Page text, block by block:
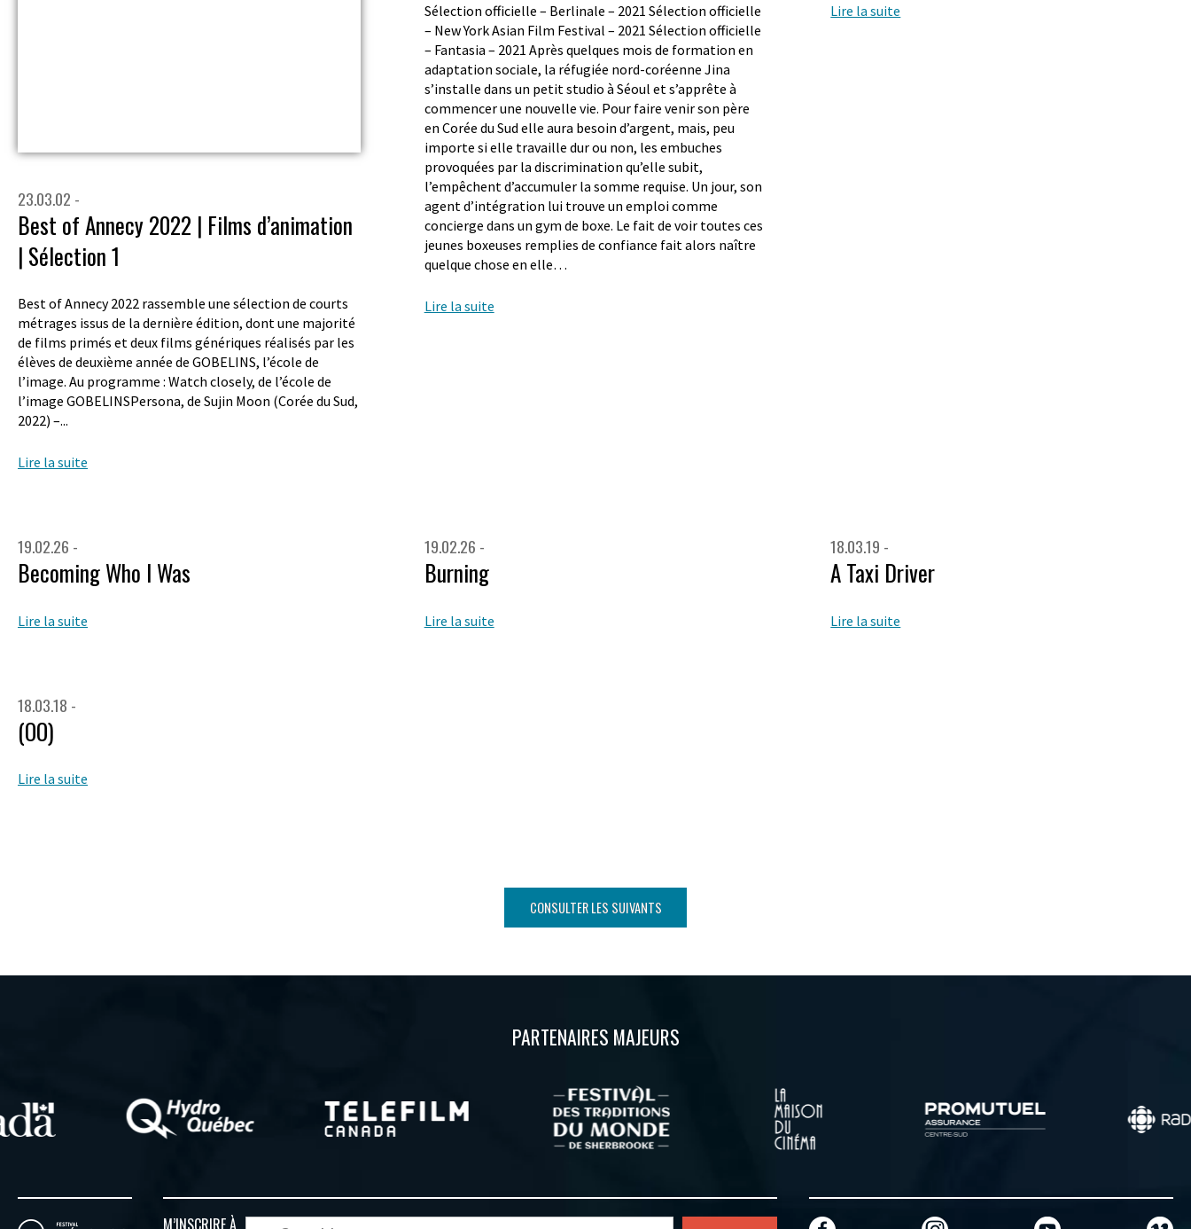
23.03.02 -
Best of Annecy 2022 | Films d’animation
| Sélection 1
Best of Annecy 2022 rassemble une sélection de courts
métrages issus de la dernière édition, dont une majorité
de films primés et deux films génériques réalisés par les
élèves de deuxième année de GOBELINS, l’école de
l’image. Au programme : Watch closely, de l’école de
l’image GOBELINSPersona, de Sujin Moon (Corée du Sud,
2022) –...
Lire la suite
Sélection officielle – Berlinale – 2021 Sélection officielle
– New York Asian Film Festival – 2021 Sélection officielle
– Fantasia – 2021 Après quelques mois de formation en
adaptation sociale, la réfugiée nord-coréenne Jina
s’installe dans un petit studio à Séoul et s’apprête à
commencer une nouvelle vie. Pour faire venir son père
en Corée du Sud elle aura besoin d’argent, mais, peu
importe si elle travaille dur ou non, les embuches
provoquées par la discrimination qu’elle subit,
l’empêchent d’accumuler la somme requise. Un jour, son
agent d’intégration lui trouve un emploi comme
concierge dans un gym de boxe. Le fait de voir toutes ces
jeunes boxeuses remplies de confiance fait alors naître
quelque chose en elle…
Lire la suite
Lire la suite
19.02.26 -
Becoming Who I Was
Lire la suite
19.02.26 -
Burning
Lire la suite
18.03.19 -
A Taxi Driver
Lire la suite
18.03.18 -
(OO)
Lire la suite
CONSULTER LES SUIVANTS
PARTENAIRES MAJEURS
M’INSCRIRE À